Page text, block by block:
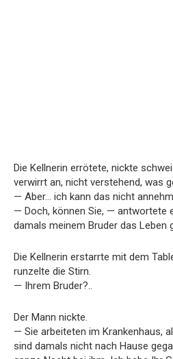
Die Kellnerin errötete, nickte
verwirrt an, nicht verstehend, was
— Aber… ich kann das nicht
— Doch, können Sie, — antwortete
damals meinem Bruder das Leben
Die Kellnerin erstarrte mit dem
runzelte die Stirn.
— Ihrem Bruder?..
Der Mann nickte.
— Sie arbeiteten im Krankenhaus,
sind damals nicht nach Hause